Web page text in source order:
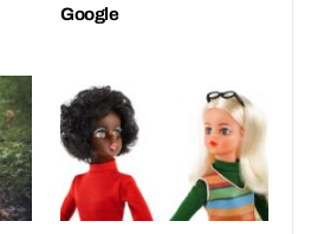
Google